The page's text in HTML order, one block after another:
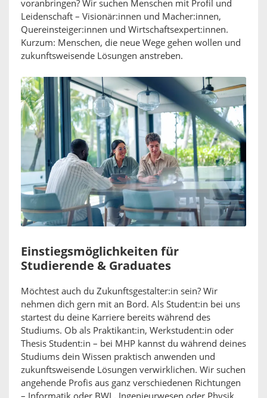
voranbringen? Wir suchen Menschen mit Profil und
Leidenschaft – Visionär:innen und Macher:innen,
Quereinsteiger:innen und Wirtschaftsexpert:innen.
Kurzum: Menschen, die neue Wege gehen wollen und
zukunftsweisende Lösungen anstreben.
Einstiegsmöglichkeiten für
Studierende & Graduates
Möchtest auch du Zukunftsgestalter:in sein? Wir
nehmen dich gern mit an Bord. Als Student:in bei uns
startest du deine Karriere bereits während des
Studiums. Ob als Praktikant:in, Werkstudent:in oder
Thesis Student:in – bei MHP kannst du während deines
Studiums dein Wissen praktisch anwenden und
zukunftsweisende Lösungen verwirklichen. Wir suchen
angehende Profis aus ganz verschiedenen Richtungen